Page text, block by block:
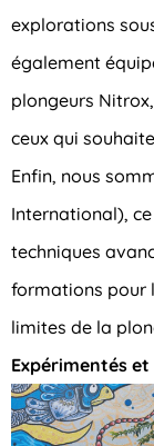
explorations
également
plongeurs
ceux qui
Enfin, nous
International),
techniques
formations pour
limites de la
Expérimentés